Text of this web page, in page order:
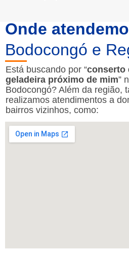
Onde
Bodocongó e
Está buscando por “conserto
geladeira próximo de mim”
Bodocongó? Além da região,
realizamos atendimentos a
bairros vizinhos, como: